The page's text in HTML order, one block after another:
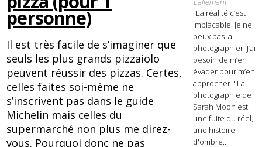
personne)
Il est très facile de s’imaginer que
seuls les plus grands pizzaiolo
peuvent réussir des pizzas. Certes,
celles faites soi-même ne
s’inscrivent pas dans le guide
Michelin mais celles du
supermarché non plus me direz-
vous. Pourquoi donc ne pas
"La réalité c’est
implacable. Je ne
peux pas la
photographier. J’ai
besoin de m’en
évader pour m’en
approcher." La
photographie de
Sarah Moon est
une fuite du réel,
une histoire
d'ombre...